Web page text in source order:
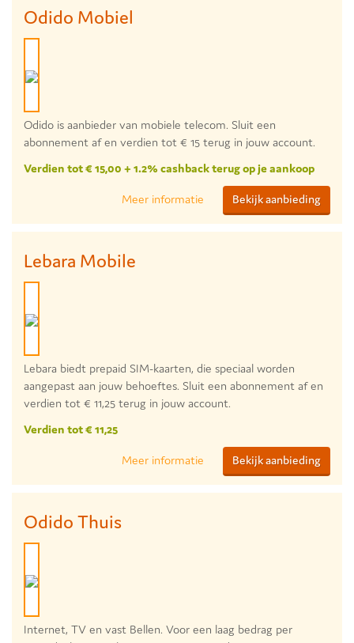
Odido Mobiel
Odido is aanbieder van mobiele telecom. Sluit een
abonnement af en verdien tot € 15 terug in jouw account.
Verdien tot € 15,00 + 1.2% cashback terug op je aankoop
Meer informatie Bekijk aanbieding
Lebara Mobile
Lebara biedt prepaid SIM-kaarten, die speciaal worden
aangepast aan jouw behoeftes. Sluit een abonnement af en
verdien tot € 11,25 terug in jouw account.
Verdien tot € 11,25
Meer informatie Bekijk aanbieding
Odido Thuis
Internet, TV en vast Bellen. Voor een laag bedrag per